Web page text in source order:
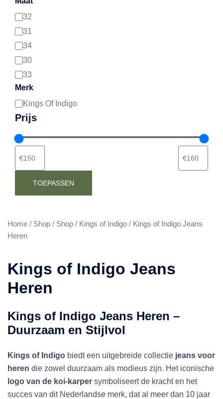
Home / Shop / Shop / Kings of Indigo / Kings of Indigo Jeans
Heren
Kings of Indigo Jeans
Heren
Kings of Indigo Jeans Heren –
Duurzaam en Stijlvol
Kings of Indigo biedt een uitgebreide collectie jeans voor
heren die zowel duurzaam als modieus zijn. Het iconische
logo van de koi-karper symboliseert de kracht en het
succes van dit Nederlandse merk, dat al meer dan 10 jaar
Maat
32
31
34
30
33
Merk
Merk
Kings Of Indigo
Prijs
TOEPASSEN